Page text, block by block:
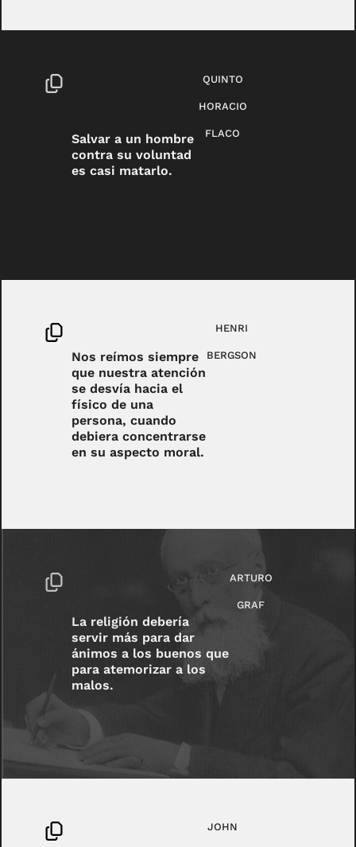
Salvar a un hombre
contra su voluntad
es casi matarlo.
QUINTO
HORACIO
FLACO
Nos reímos siempre
que nuestra atención
se desvía hacia el
físico de una
persona, cuando
debiera concentrarse
en su aspecto moral.
HENRI
BERGSON
La religión debería
servir más para dar
ánimos a los buenos que
para atemorizar a los
malos.
ARTURO
GRAF
JOHN